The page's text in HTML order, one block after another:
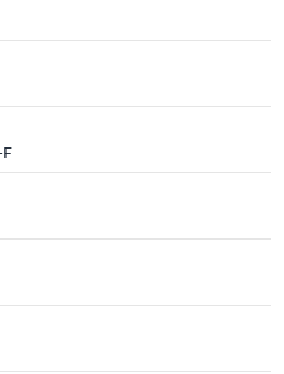
F